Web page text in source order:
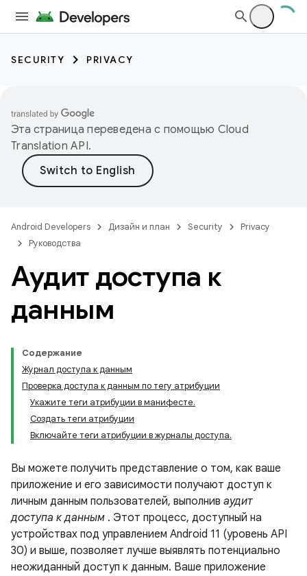
SECURITY PRIVACY
Эта страница переведена с помощью Cloud
Translation API.
Android Developers Дизайн и план Security
Privacy
Руководства
Аудит доступа к
данным
Содержание
Журнал доступа к данным
Проверка доступа к данным по тегу атрибуции
Укажите теги атрибуции в манифесте.
Создать теги атрибуции
Включайте теги атрибуции в журналы доступа.
Вы можете получить представление о том, как ваше
приложение и его зависимости получают доступ к
личным данным пользователей, выполнив аудит
доступа к данным . Этот процесс, доступный на
устройствах под управлением Android 11 (уровень API
30) и выше, позволяет лучше выявлять потенциально
неожиданный доступ к данным. Ваше приложение